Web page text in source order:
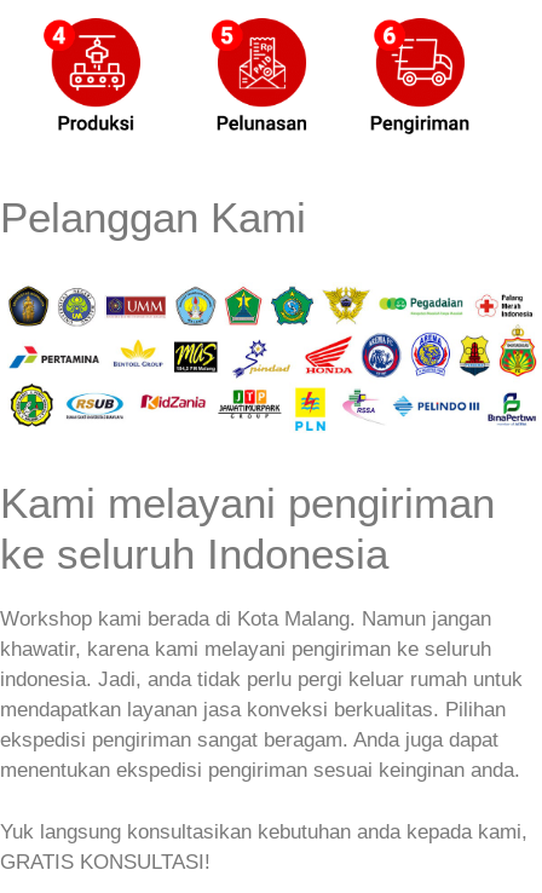
Pelanggan Kami
Kami melayani pengiriman
ke seluruh Indonesia
Workshop kami berada di Kota Malang. Namun jangan
khawatir, karena kami melayani pengiriman ke seluruh
indonesia. Jadi, anda tidak perlu pergi keluar rumah untuk
mendapatkan layanan jasa konveksi berkualitas. Pilihan
ekspedisi pengiriman sangat beragam. Anda juga dapat
menentukan ekspedisi pengiriman sesuai keinginan anda.
Yuk langsung konsultasikan kebutuhan anda kepada kami,
GRATIS KONSULTASI!